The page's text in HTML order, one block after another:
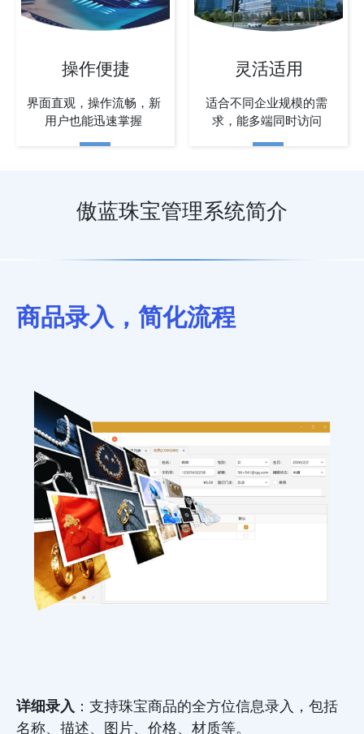
操作便捷
界面直观，操作流畅，新
用户也能迅速掌握
灵活适用
适合不同企业规模的需
求，能多端同时访问
傲蓝珠宝管理系统简介
商品录入，简化流程
详细录入 ：支持珠宝商品的全方位信息录入，包括
名称、描述、图片、价格、材质等。